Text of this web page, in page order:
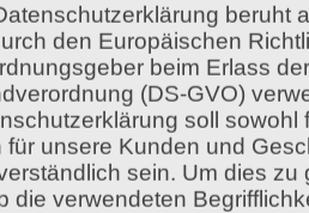
anpassen
beruht
den Europäischen
beim Erlass
(DS-GVO)
soll sowohl
für unsere Kunden und
sein. Um dies zu
die verwendeten